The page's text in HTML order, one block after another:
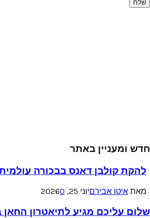
חדש ומעניין באתר
להקת קולבן דאנס בבכורה
מאת איטו אבירםיוני 25, 2026 0
שלום עליכם מגיע לתיאטרון